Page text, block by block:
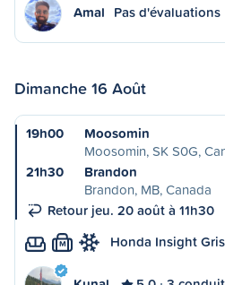
Amal Pas d'évaluations
Dimanche 16 Août
19h00
Moosomin
Moosomin, SK S0G,
21h30
Brandon
Brandon, MB, Canada
Retour jeu. 20 août à 11h30
M Honda Insight